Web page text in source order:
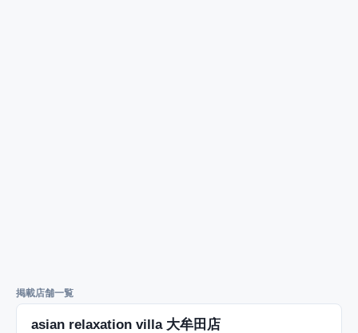
掲載店舗一覧
asian relaxation villa 大牟田店